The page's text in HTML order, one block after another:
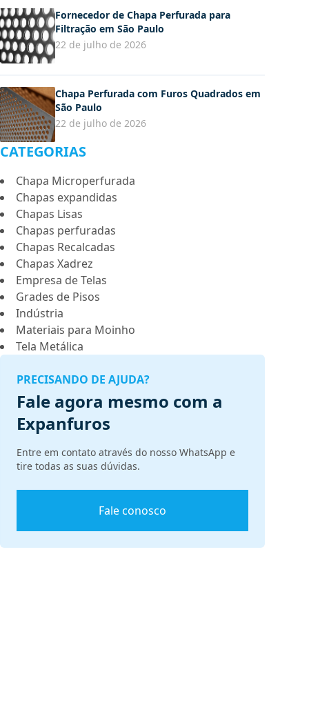
Fornecedor de Chapa Perfurada para
Filtração em São Paulo
22 de julho de 2026
Chapa Perfurada com Furos Quadrados em
São Paulo
22 de julho de 2026
CATEGORIAS
Chapa Microperfurada
Chapas expandidas
Chapas Lisas
Chapas perfuradas
Chapas Recalcadas
Chapas Xadrez
Empresa de Telas
Grades de Pisos
Indústria
Materiais para Moinho
Tela Metálica
PRECISANDO DE AJUDA?
Fale agora mesmo com a
Expanfuros
Entre em contato através do nosso WhatsApp e
tire todas as suas dúvidas.
Fale conosco